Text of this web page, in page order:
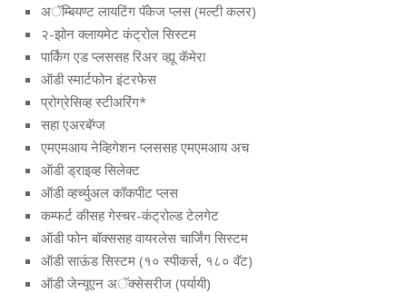
अॅम्बियण्‍ट लायटिंग पॅकेज प्‍लस (मल्‍टी कलर)
२-झोन क्‍लायमेट कंट्रोल सिस्‍टम
पार्किंग एड प्‍लससह रिअर व्‍ह्यू कॅमेरा
ऑडी स्‍मार्टफोन इंटरफेस
प्रोग्रेसिव्‍ह स्‍टीअरिंग*
सहा एअरबॅग्‍ज
एमएमआय नेव्हिगेशन प्‍लससह एमएमआय अच
ऑडी ड्राइव्‍ह सिलेक्‍ट
ऑडी व्‍हर्च्‍युअल कॉकपीट प्‍लस
कम्‍फर्ट कीसह गेस्‍चर-कंट्रोल्‍ड टेलगेट
ऑडी फोन बॉक्‍ससह वायरलेस चार्जिंग सिस्‍टम
ऑडी साऊंड सिस्‍टम (१० स्‍पीकर्स, १८० वॅट)
ऑडी जेन्‍यूएन अॅक्‍सेसरीज (पर्यायी)